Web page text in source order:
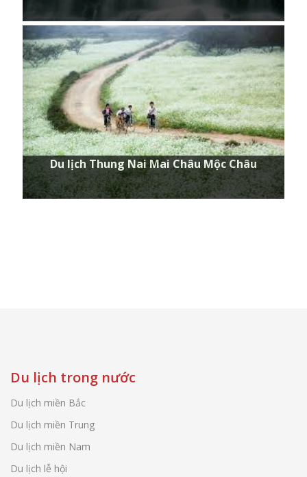
Du lịch Thung Nai Mai Châu Mộc Châu
Du lịch Thung Nai Mai Châu Mộc Châu
Du lịch trong nước
Du lịch miền Bắc
Du lịch miền Trung
Du lịch miền Nam
Du lịch lễ hội